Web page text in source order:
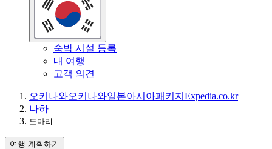
숙박 시설 등록
내 여행
고객 의견
오키나와오키나와일본아시아패키지 Expedia.co.kr
나하
도마리
여행 계획하기